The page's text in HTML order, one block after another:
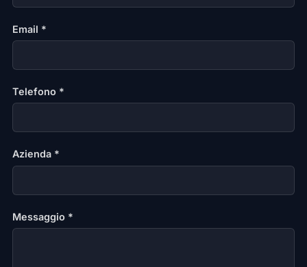
Email *
Telefono *
Azienda *
Messaggio *